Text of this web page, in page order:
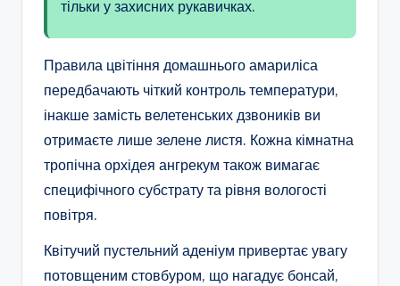
тільки у захисних рукавичках.
Правила цвітіння домашнього амариліса
передбачають чіткий контроль температури,
інакше замість велетенських дзвоників ви
отримаєте лише зелене листя. Кожна кімнатна
тропічна орхідея ангрекум також вимагає
специфічного субстрату та рівня вологості
повітря.
Квітучий пустельний аденіум привертає увагу
потовщеним стовбуром, що нагадує бонсай,